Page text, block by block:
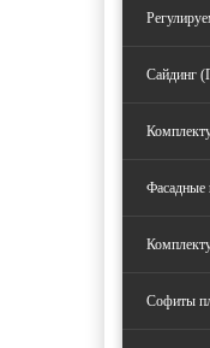
Сайдинг
Софиты